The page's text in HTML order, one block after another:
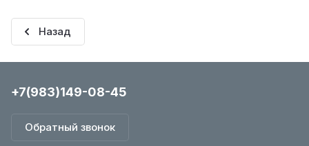
Назад
+7(983)149-08-45
Обратный звонок